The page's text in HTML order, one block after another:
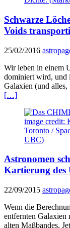
Schwarze
Voids
25/02/2016
Wir leben in einem
dominiert wird, und
Galaxien (und alles,
[…]
Astronomen
Kartierung des
22/09/2015
Wenn die
entfernten Galaxien
alten Maßbandes.